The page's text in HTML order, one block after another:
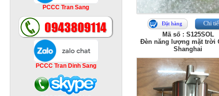
PCCC Tran Sang
PCCC Tran Dinh Sang
Đặt hàng Chi
Mã số : S125SOL
Đèn năng lượng mặt trời
Shanghai